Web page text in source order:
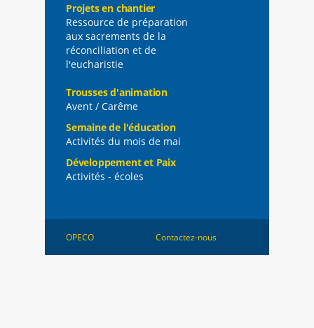
Projets en chantier
Ressource de préparation
aux sacrements de la
réconciliation et de
l'eucharistie
Trousses d'animation
Avent / Carême
Semaine de l'éducation
Activités du mois de mai
Développement et Paix
Activités - écoles
OPECO Contactez-nous